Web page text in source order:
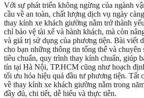
Với sự phát triển không ngừng của ngành
cầu về an toàn, chất lượng dịch vụ ngày
thay kính xe khách giường nằm trở thành
chỉ bảo vệ tài xế và hành khách, mà còn
và giá trị sử dụng của phương tiện. Bài viết
cho bạn những thông tin tổng thể và chuyên
tiêu chuẩn, quy trình thay kính chuẩn, giúp
tín tại Hà Nội, TP.HCM cũng như hoạch
tối ưu hóa hiệu quả đầu tư phương tiện. Tất
về thay kính xe khách giường nằm trong
đầy đủ, chi tiết, dễ hiểu và thực tiễn.